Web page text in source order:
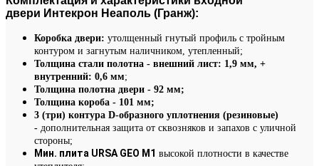
двери Интекрон Неаполь (Гранж):
Коробка двери: утолщенный гнутый профиль с тройным
контуром и загнутым наличником, утепленный;
Толщина стали полотна - внешний лист: 1,9 мм, +
внутренний: 0,6 мм;
Толщина полотна двери - 92 мм;
Толщина короба - 101 мм;
3 (три) контура D-образного уплотнения (резиновые)
- дополнительная защита от сквозняков и запахов с уличной
стороны;
Мин. плита URSA GEO М1 высокой плотности в качестве